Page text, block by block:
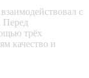
с
Перед
трёх
качество и